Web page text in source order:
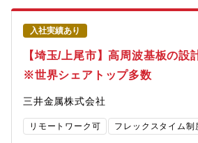
路設計が中心ですが、新製品に必要な技術
半導体物性の基本的な知識のみならず、材
する【関連リンク】①半導体事業特集記事：
https://www.denso.com/jp/ja/driven-
base/features/semiconductor/②半導体事
https://www.denso.com/jp/ja/driven-
base/project/semiconductor-overview/
プ開発のプロジェクトストーリー：
デル作成支援・工程への実装支援 撮像条
検査精度向上支援、設備連携支援・導入
営、問い合わせ対応、活用状況フォロー、
営管理 ライセンス管理、契約対応、マニ
備、各種データ管理・活動の標準化 展開
テンツ作成、仕入先が自走できる仕組みづ
門です。品質・生産技術・製造など様々な
つメンバーが在籍し、品質改善活動や新技
上に取り組んでいます。AI画像検査アプリ
入社実績あり
【埼玉/上尾市】高周波基板の設
※世界シェアトップ多数
三井金属株式会社
リモートワーク可 フレックスタイム制